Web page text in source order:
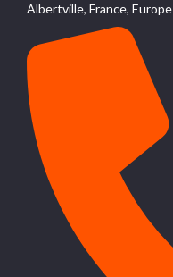
Albertville, France, Europe